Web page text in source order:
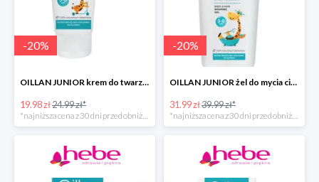
-20%
OILLAN JUNIOR krem do twarzy i ciała, 75 ml
19.98 zł24.99 zł*
-20%
OILLAN JUNIOR żel do mycia ciała i włosów, 400 ml
31.99 zł39.99 zł*